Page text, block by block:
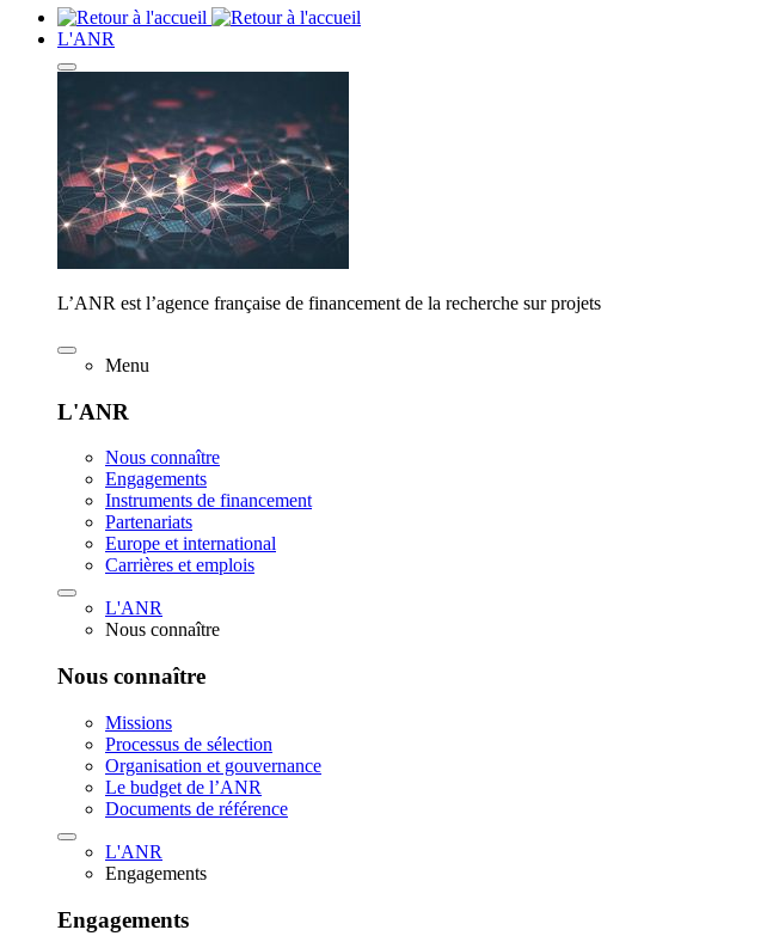
L'ANR
L’ANR est l’agence française de financement de la recherche sur projets
Menu
L'ANR
Nous connaître
Engagements
Instruments de financement
Partenariats
Europe et international
Carrières et emplois
L'ANR
Nous connaître
Nous connaître
Missions
Processus de sélection
Organisation et gouvernance
Le budget de l’ANR
Documents de référence
L'ANR
Engagements
Engagements